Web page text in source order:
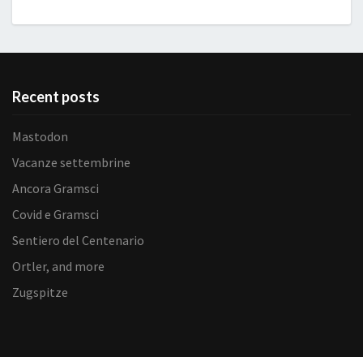
Recent posts
Mastodon
Vacanze settembrine
Ancora Gramsci
Covid e Gramsci
Sentiero del Centenario
Ortler, and more
Zugspitze